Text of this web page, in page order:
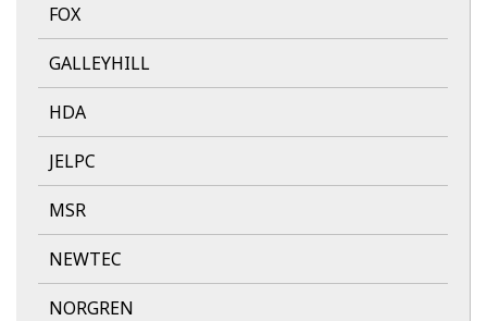
FOX
GALLEYHILL
HDA
JELPC
MSR
NEWTEC
NORGREN